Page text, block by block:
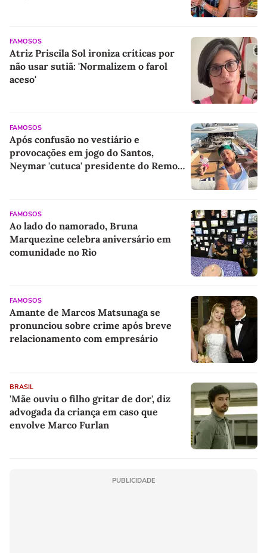
FAMOSOS
Atriz Priscila Sol ironiza críticas por
não usar sutiã: 'Normalizem o farol
aceso'
FAMOSOS
Após confusão no vestiário e
provocações em jogo do Santos,
Neymar 'cutuca' presidente do Remo
FAMOSOS
Ao lado do namorado, Bruna
Marquezine celebra aniversário em
comunidade no Rio
FAMOSOS
Amante de Marcos Matsunaga se
pronunciou sobre crime após breve
relacionamento com empresário
BRASIL
'Mãe ouviu o filho gritar de dor', diz
advogada da criança em caso que
envolve Marco Furlan
PUBLICIDADE